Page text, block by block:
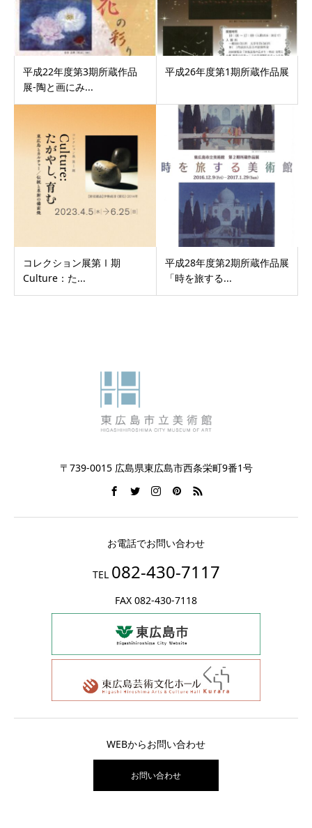
平成22年度第3期所蔵作品
展-陶と画にみ...
平成26年度第1期所蔵作品展
コレクション展第Ⅰ期
Culture：た...
平成28年度第2期所蔵作品展
「時を旅する...
〒739-0015 広島県東広島市西条栄町9番1号
お電話でお問い合わせ
TEL 082-430-7117
FAX 082-430-7118
WEBからお問い合わせ
お問い合わせ